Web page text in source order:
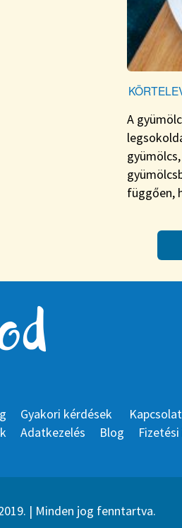
A
függően,
Gyakori kérdések
Kapcsolat
Adatkezelés Blog
| Minden jog fenntartva.